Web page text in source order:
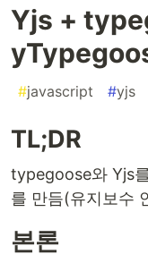
Yjs +
#javascript #yjs
TL;DR
typegoose와 Yjs
를 만듬(유지보수
본론